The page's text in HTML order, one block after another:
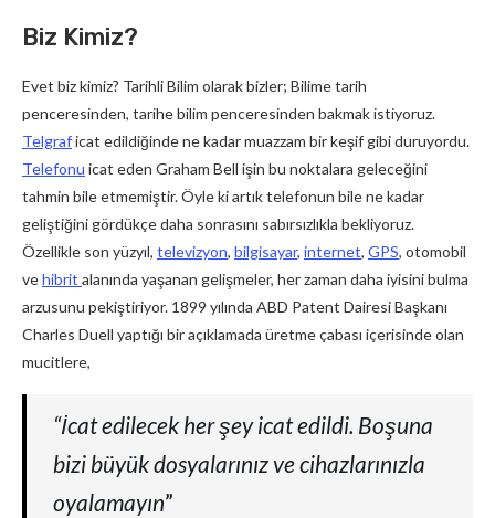
Biz Kimiz?
Evet biz kimiz? Tarihli Bilim olarak bizler; Bilime tarih
penceresinden, tarihe bilim penceresinden bakmak istiyoruz.
Telgraficat edildiğinde ne kadar muazzam bir keşif gibi duruyordu.
Telefonu icat eden Graham Bell işin bu noktalara geleceğini
tahmin bile etmemiştir. Öyle ki artık telefonun bile ne kadar
geliştiğini gördükçe daha sonrasını sabırsızlıkla bekliyoruz.
Özellikle son yüzyıl, televizyon, bilgisayar, internet, GPS, otomobil
vehibrit alanında yaşanan gelişmeler, her zaman daha iyisini bulma
arzusunu pekiştiriyor. 1899 yılında ABD Patent Dairesi Başkanı
Charles Duell yaptığı bir açıklamada üretme çabası içerisinde olan
mucitlere,
“İcat edilecek her şey icat edildi. Boşuna
bizi büyük dosyalarınız ve cihazlarınızla
oyalamayın”